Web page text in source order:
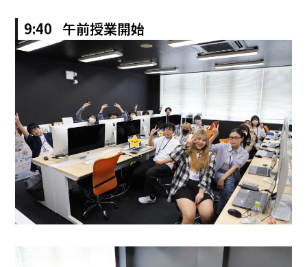
9:40 午前授業開始